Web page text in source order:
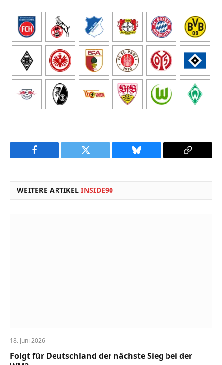
Facebook Twitter Bluesky
Copy
WEITERE ARTIKELINSIDE90
18. Juni 2026
Folgt für Deutschland der nächste Sieg bei der